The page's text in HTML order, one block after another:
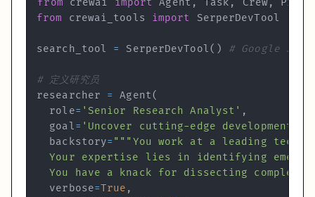
result = crew.kickoff()
"######################" )
Process.sequential很重要，因为这类任务天然就是顺序型
先研究
再写作
如果你让两个角色同时开始，writer 在没有材料的情况下很可能直接开
这一步其实也是为了减少“AI 味”。很多 AI 生成内容之所以一眼看着像
from crewai import Agent , Task , Crew,
from crewai_tools import
search_tool = SerperDevTool( ) # Google
# 定义研究员
researcher = Agent(
  role
= 'Senior Research Analyst' ,
  goal
= 'Uncover cutting-edge developments
  backstory
=
You have a knack for dissecting complex
  verbose
=True ,